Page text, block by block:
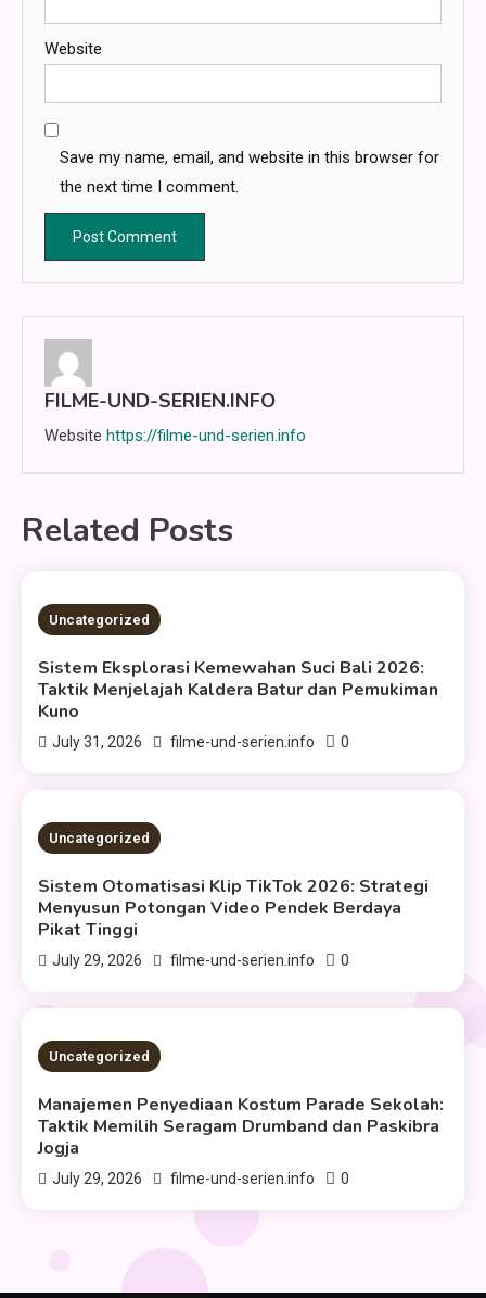
Website
Save my name, email, and website in this browser for
the next time I comment.
FILME-UND-SERIEN.INFO
Website https://filme-und-serien.info
Related Posts
2 MINS READ
Uncategorized
Sistem Eksplorasi Kemewahan Suci Bali 2026:
Taktik Menjelajah Kaldera Batur dan Pemukiman
Kuno
July 31, 2026 filme-und-serien.info 0
2 MINS READ
Uncategorized
Sistem Otomatisasi Klip TikTok 2026: Strategi
Menyusun Potongan Video Pendek Berdaya
Pikat Tinggi
July 29, 2026 filme-und-serien.info 0
2 MINS READ
Uncategorized
Manajemen Penyediaan Kostum Parade Sekolah:
Taktik Memilih Seragam Drumband dan Paskibra
Jogja
July 29, 2026 filme-und-serien.info 0